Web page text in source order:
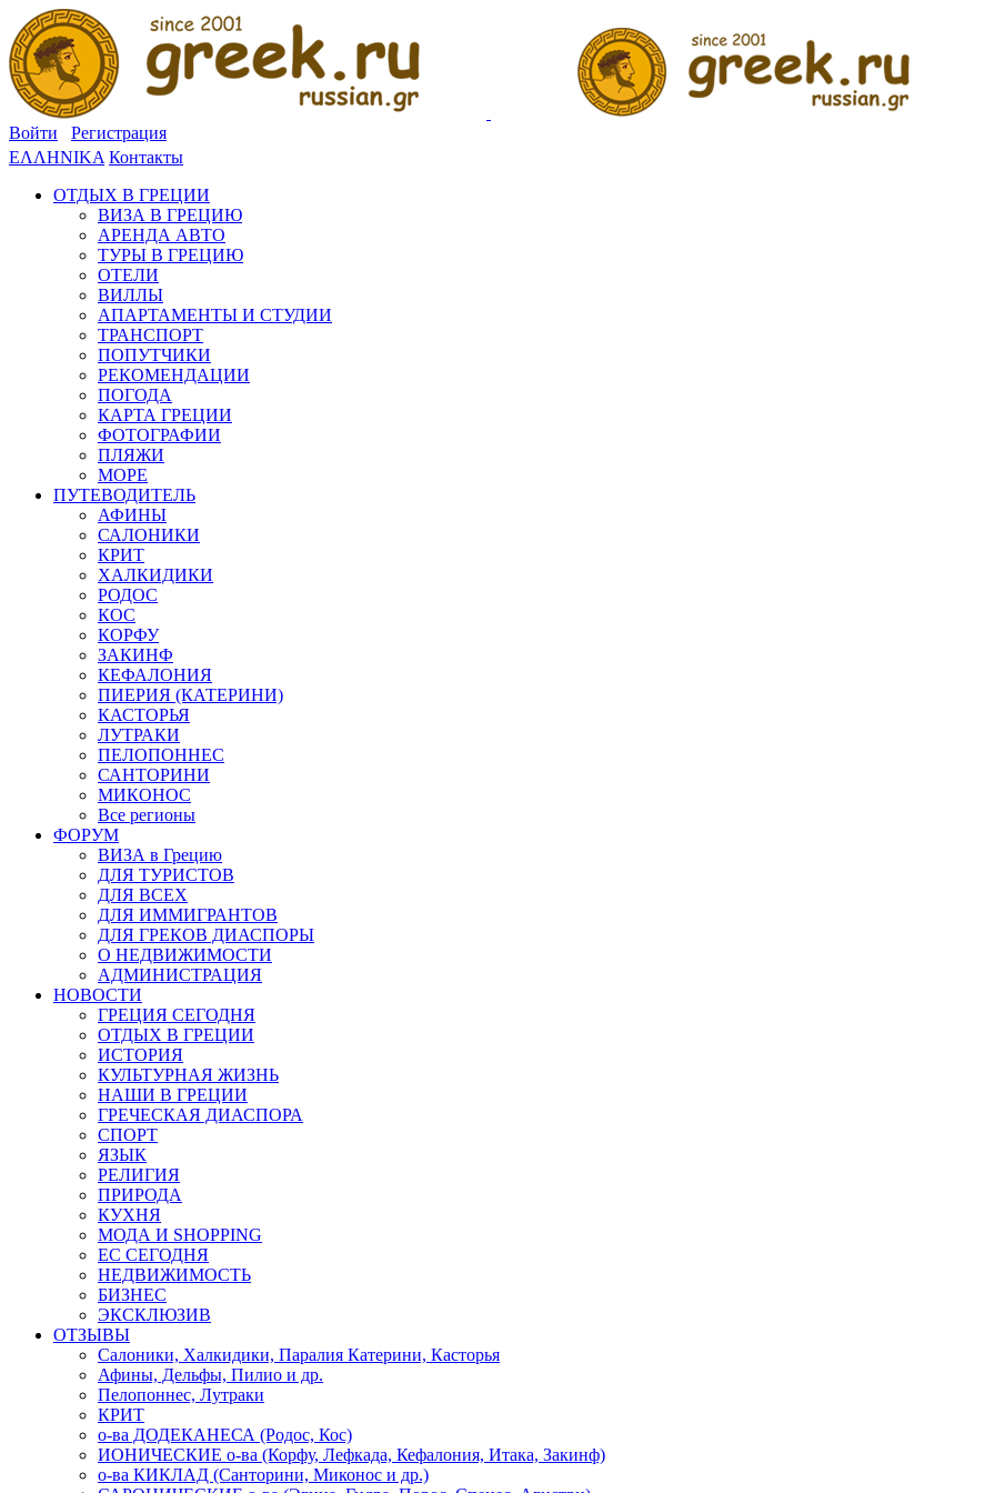
Войти
Регистрация
ΕΛΛΗΝΙΚΑ Контакты
ОТДЫХ В ГРЕЦИИ
ВИЗА В ГРЕЦИЮ
АРЕНДА АВТО
ТУРЫ В ГРЕЦИЮ
ОТЕЛИ
ВИЛЛЫ
АПАРТАМЕНТЫ И СТУДИИ
ТРАНСПОРТ
ПОПУТЧИКИ
РЕКОМЕНДАЦИИ
ПОГОДА
КАРТА ГРЕЦИИ
ФОТОГРАФИИ
ПЛЯЖИ
МОРЕ
ПУТЕВОДИТЕЛЬ
АФИНЫ
САЛОНИКИ
КРИТ
ХАЛКИДИКИ
РОДОС
КОС
КОРФУ
ЗАКИНФ
КЕФАЛОНИЯ
ПИЕРИЯ (КАТЕРИНИ)
КАСТОРЬЯ
ЛУТРАКИ
ПЕЛОПОННЕС
САНТОРИНИ
МИКОНОС
Все регионы
ФОРУМ
ВИЗА в Грецию
ДЛЯ ТУРИСТОВ
ДЛЯ ВСЕХ
ДЛЯ ИММИГРАНТОВ
ДЛЯ ГРЕКОВ ДИАСПОРЫ
О НЕДВИЖИМОСТИ
АДМИНИСТРАЦИЯ
НОВОСТИ
ГРЕЦИЯ СЕГОДНЯ
ОТДЫХ В ГРЕЦИИ
ИСТОРИЯ
КУЛЬТУРНАЯ ЖИЗНЬ
НАШИ В ГРЕЦИИ
ГРЕЧЕСКАЯ ДИАСПОРА
СПОРТ
ЯЗЫК
РЕЛИГИЯ
ПРИРОДА
КУХНЯ
МОДА И SHOPPING
ЕС СЕГОДНЯ
НЕДВИЖИМОСТЬ
БИЗНЕС
ЭКСКЛЮЗИВ
ОТЗЫВЫ
Салоники, Халкидики, Паралия Катерини, Касторья
Афины, Дельфы, Пилио и др.
Пелопоннес, Лутраки
КРИТ
о-ва ДОДЕКАНЕСА (Родос, Кос)
ИОНИЧЕСКИЕ о-ва (Корфу, Лефкада, Кефалония, Итака, Закинф)
о-ва КИКЛАД (Санторини, Миконос и др.)